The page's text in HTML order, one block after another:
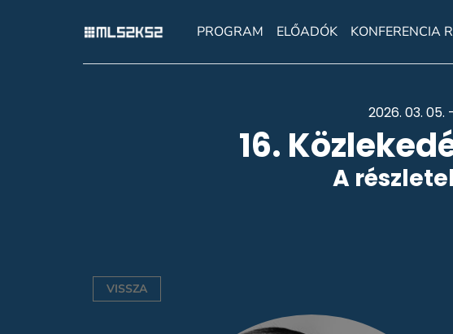
PROGRAM ELŐADÓK KONFERENCIA
2026. 03. 05.
16.
A
VISSZA